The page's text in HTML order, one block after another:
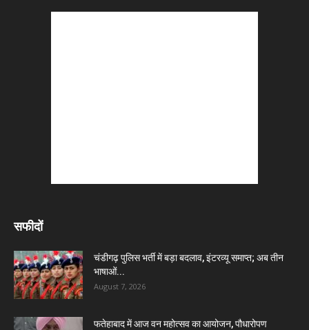
सफीदों
चंडीगढ़ पुलिस भर्ती में बड़ा बदलाव, इंटरव्यू समाप्त; अब तीन
भाषाओं...
August 7, 2026
फतेहाबाद में आज वन महोत्सव का आयोजन, पौधारोपण